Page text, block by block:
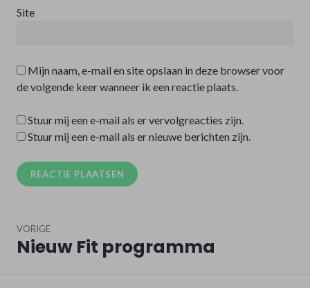
Site
Mijn naam, e-mail en site opslaan in deze browser voor
de volgende keer wanneer ik een reactie plaats.
Stuur mij een e-mail als er vervolgreacties zijn.
Stuur mij een e-mail als er nieuwe berichten zijn.
navigatie
VORIGE
Vorig
Nieuw Fit programma